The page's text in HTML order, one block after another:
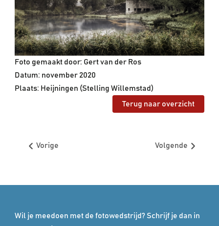
Foto gemaakt door: Gert van der Ros
Datum: november 2020
Plaats: Heijningen (Stelling Willemstad)
Terug naar overzicht
Vorige Volgende
Wil je meedoen met de fotowedstrijd? Schrijf je dan in